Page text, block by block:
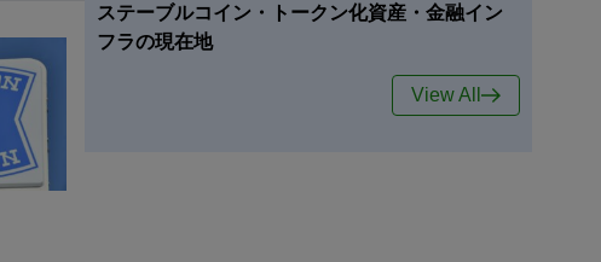
ステーブルコイン・トークン化資産・金融イン
フラの現在地
View All